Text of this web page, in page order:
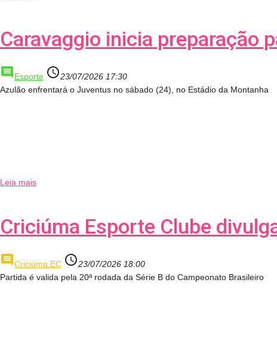
Caravaggio inicia preparação
comment Esporte access_time23/07/2026 17:30
Azulão enfrentará o Juventus no sábado (24), no Estádio da Montanha
Leia mais
Criciúma Esporte Clube
commentCriciúma EC access_time23/07/2026 18:00
Partida é valida pela 20ª rodada da Série B do Campeonato Brasileiro